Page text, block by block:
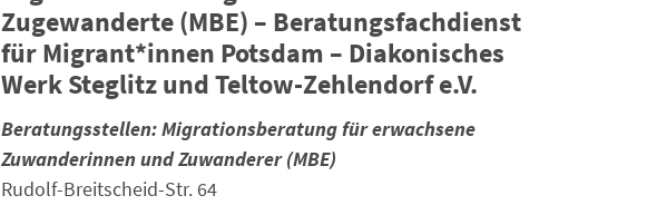
Zugewanderte (MBE) – Beratungsfachdienst
für Migrant*innen Potsdam – Diakonisches
Werk Steglitz und Teltow-Zehlendorf e.V.
Beratungsstellen: Migrationsberatung für erwachsene
Zuwanderinnen und Zuwanderer (MBE)
Rudolf-Breitscheid-Str. 64